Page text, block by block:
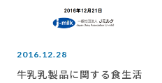
2016.12.28
牛乳乳製品に関する食生活